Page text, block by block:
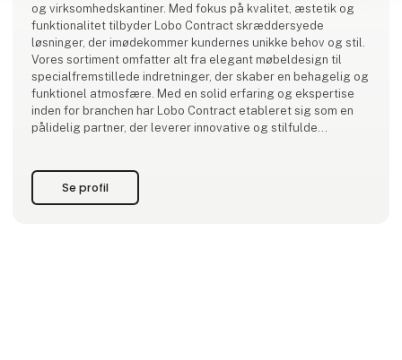
og virksomhedskantiner. Med fokus på kvalitet, æstetik og
funktionalitet tilbyder Lobo Contract skræddersyede
løsninger, der imødekommer kundernes unikke behov og stil.
Vores sortiment omfatter alt fra elegant møbeldesign til
specialfremstillede indretninger, der skaber en behagelig og
funktionel atmosfære. Med en solid erfaring og ekspertise
inden for branchen har Lobo Contract etableret sig som en
pålidelig partner, der leverer innovative og stilfulde
Se profil